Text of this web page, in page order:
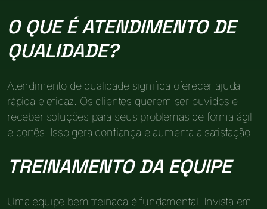
O QUE É ATENDIMENTO DE
QUALIDADE?
Atendimento de qualidade significa oferecer ajuda
rápida e eficaz. Os clientes querem ser ouvidos e
receber soluções para seus problemas de forma ágil
e cortês. Isso gera confiança e aumenta a satisfação.
TREINAMENTO DA EQUIPE
Uma equipe bem treinada é fundamental. Invista em